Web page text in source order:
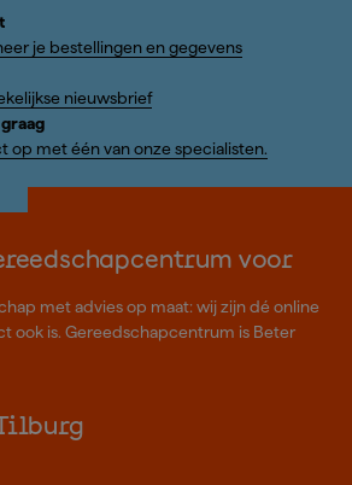
je bestellingen en gegevens
nieuwsbrief
op met één van onze specialisten.
voor
met advies op maat: wij zijn dé online
ook is. Gereedschapcentrum is Beter